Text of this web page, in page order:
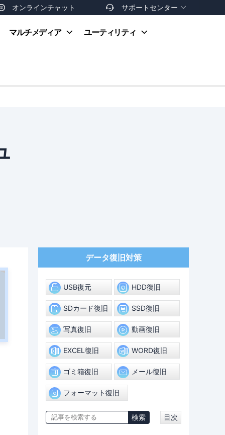
オンラインチャット  サポートセンター 
お支払い方法
マルチメディア ユーティリティ
データ復旧対策
USB復元 HDD復旧
SDカード復旧 SSD復旧
写真復旧 動画復旧
EXCEL復旧 WORD復旧
ゴミ箱復旧 メール復旧
フォーマット復旧
目次